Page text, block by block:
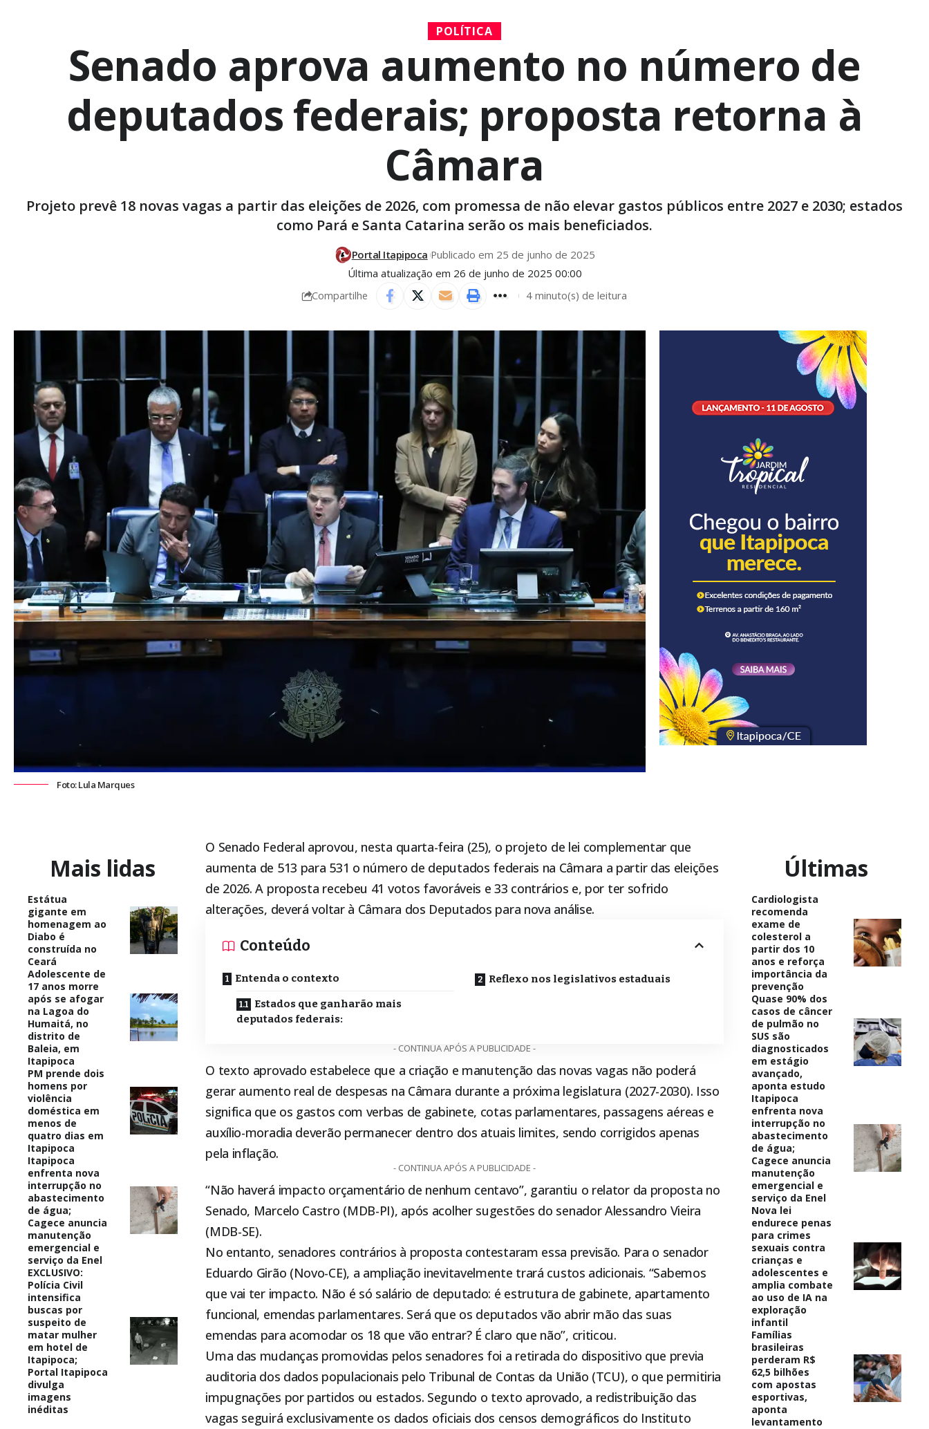
POLÍTICA
Senado aprova aumento no número de
deputados federais; proposta retorna à
Câmara
Projeto prevê 18 novas vagas a partir das eleições de 2026, com promessa de não elevar gastos públicos entre 2027 e 2030; estados
como Pará e Santa Catarina serão os mais beneficiados.
Última atualização em 26 de junho de 2025 00:00
Portal Itapipoca Publicado em 25 de junho de 2025
Compartilhe 4 minuto(s) de leitura
Foto: Lula Marques
Mais lidas
Estátua
gigante em
homenagem ao
Diabo é
construída no
Ceará
Adolescente de
17 anos morre
após se afogar
na Lagoa do
Humaitá, no
distrito de
Baleia, em
Itapipoca
PM prende dois
homens por
violência
doméstica em
menos de
quatro dias em
Itapipoca
Itapipoca
enfrenta nova
interrupção no
abastecimento
de água;
Cagece anuncia
manutenção
emergencial e
serviço da Enel
EXCLUSIVO:
Polícia Civil
intensifica
buscas por
suspeito de
matar mulher
em hotel de
Itapipoca;
Portal Itapipoca
divulga
imagens
inéditas
O Senado Federal aprovou, nesta quarta-feira (25), o projeto de lei complementar que
aumenta de 513 para 531 o número de deputados federais na Câmara a partir das eleições
de 2026. A proposta recebeu 41 votos favoráveis e 33 contrários e, por ter sofrido
alterações, deverá voltar à Câmara dos Deputados para nova análise.
Conteúdo
Entenda o contexto
Estados que ganharão mais
deputados federais:
Reflexo nos legislativos estaduais
- CONTINUA APÓS A PUBLICIDADE -
O texto aprovado estabelece que a criação e manutenção das novas vagas não poderá
gerar aumento real de despesas na Câmara durante a próxima legislatura (2027-2030). Isso
significa que os gastos com verbas de gabinete, cotas parlamentares, passagens aéreas e
auxílio-moradia deverão permanecer dentro dos atuais limites, sendo corrigidos apenas
pela inflação.
- CONTINUA APÓS A PUBLICIDADE -
“Não haverá impacto orçamentário de nenhum centavo”, garantiu o relator da proposta no
Senado, Marcelo Castro (MDB-PI), após acolher sugestões do senador Alessandro Vieira
(MDB-SE).
No entanto, senadores contrários à proposta contestaram essa previsão. Para o senador
Eduardo Girão (Novo-CE), a ampliação inevitavelmente trará custos adicionais. “Sabemos
que vai ter impacto. Não é só salário de deputado: é estrutura de gabinete, apartamento
funcional, emendas parlamentares. Será que os deputados vão abrir mão das suas
emendas para acomodar os 18 que vão entrar? É claro que não”, criticou.
Uma das mudanças promovidas pelos senadores foi a retirada do dispositivo que previa
auditoria dos dados populacionais pelo Tribunal de Contas da União (TCU), o que permitiria
impugnações por partidos ou estados. Segundo o texto aprovado, a redistribuição das
vagas seguirá exclusivamente os dados oficiais dos censos demográficos do Instituto
Últimas
Cardiologista
recomenda
exame de
colesterol a
partir dos 10
anos e reforça
importância da
prevenção
Quase 90% dos
casos de câncer
de pulmão no
SUS são
diagnosticados
em estágio
avançado,
aponta estudo
Itapipoca
enfrenta nova
interrupção no
abastecimento
de água;
Cagece anuncia
manutenção
emergencial e
serviço da Enel
Nova lei
endurece penas
para crimes
sexuais contra
crianças e
adolescentes e
amplia combate
ao uso de IA na
exploração
infantil
Famílias
brasileiras
perderam R$
62,5 bilhões
com apostas
esportivas,
aponta
levantamento